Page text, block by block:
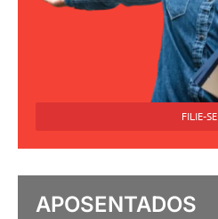
FILIE-SE
APOSENTADOS